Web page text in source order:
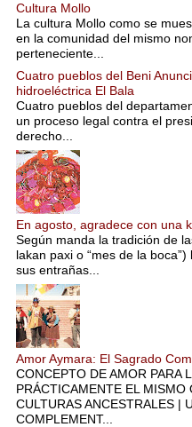
Cultura Mollo
La cultura Mollo como se
en la comunidad del mismo
perteneciente...
Cuatro pueblos del Beni
hidroeléctrica El Bala
Cuatro pueblos del
un proceso legal contra el
derecho...
En agosto, agradece con una
Según manda la tradición de
lakan paxi o “mes de la
sus entrañas...
Amor Aymara: El Sagrado
CONCEPTO DE AMOR PARA
PRÁCTICAMENTE EL MISMO
CULTURAS ANCESTRALES |
COMPLEMENT...